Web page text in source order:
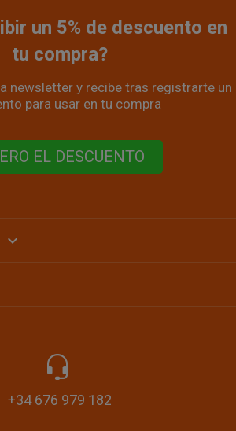
un 5% de descuento en
tu compra?
newsletter y recibe tras registrarte un
para usar en tu compra
EL DESCUENTO
keyboard_arrow_down
+34 676 979 182